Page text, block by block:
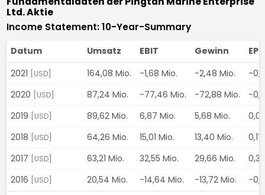
Ltd. Aktie
Income Statement: 10-Year-Summary
Datum Umsatz EBIT Gewinn
EPS
2021
[USD] 164,08 Mio. -1,68 Mio. -2,48 Mio.
-
2020
[USD] 87,24 Mio. -77,46 Mio. -72,88 Mio.
-
2019
[USD] 89,62 Mio. 6,87 Mio. 5,68 Mio.
2018
[USD] 64,26 Mio. 15,01 Mio. 13,40 Mio.
0,17
2017
[USD] 63,21 Mio. 32,55 Mio. 29,66 Mio.
0,38
2016
[USD] 20,54 Mio. -14,64 Mio. -13,72 Mio.
-